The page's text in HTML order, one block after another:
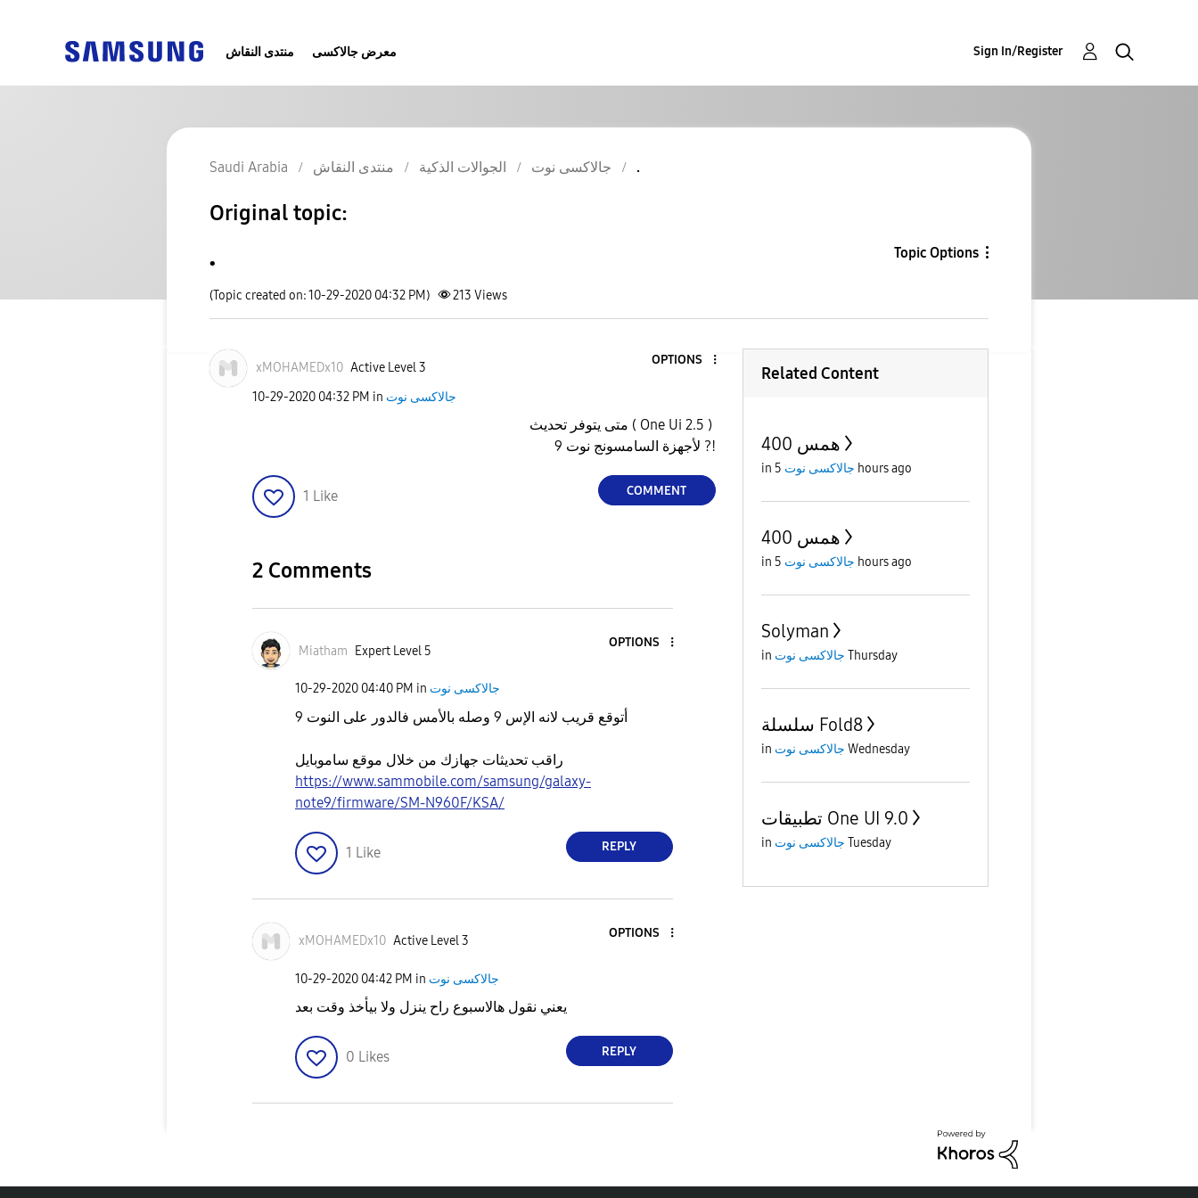
منتدى النقاش معرض جالاكسى Sign In/Register
Saudi Arabia منتدى النقاش الجوالات الذكية جالاكسى نوت .
Original topic:
. Topic Options
(Topic created on: 10-29-2020 04:32 PM) 213 Views
xMOHAMEDx10 Active Level 3
OPTIONS
‎10-29-2020 04:32 PM in جالاكسى نوت
متى يتوفر تحديث ( One Ui 2.5 )
لأجهزة السامسونج نوت 9 ?!
1 Like COMMENT
2 Comments
Miatham Expert Level 5
OPTIONS
‎10-29-2020 04:40 PM in جالاكسى نوت
أتوقع قريب لانه الإس 9 وصله بالأمس فالدور على النوت 9
راقب تحديثات جهازك من خلال موقع ساموبايل
https://www.sammobile.com/samsung/galaxy-
note9/firmware/SM-N960F/KSA/
1 Like REPLY
xMOHAMEDx10 Active Level 3
OPTIONS
‎10-29-2020 04:42 PM in جالاكسى نوت
يعني نقول هالاسبوع راح ينزل ولا بيأخذ وقت بعد
0 Likes REPLY
Related Content
همس 400
in جالاكسى نوت 5 hours ago
همس 400
in جالاكسى نوت 5 hours ago
Solyman
in جالاكسى نوت Thursday
سلسلة Fold8
in جالاكسى نوت Wednesday
تطبيقات One UI 9.0
in جالاكسى نوت Tuesday